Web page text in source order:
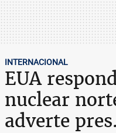
INTERNACIONAL
EUA
nuclear
adverte